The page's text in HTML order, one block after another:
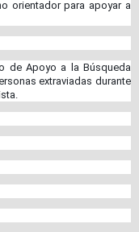
orientador para apoyar a
de Apoyo a la Búsqueda
extraviadas durante